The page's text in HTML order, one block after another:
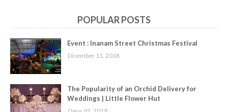
POPULAR POSTS
Event : Inanam Street Christmas Festival
Disember 11, 2018
The Popularity of an Orchid Delivery for
Weddings | Little Flower Hut